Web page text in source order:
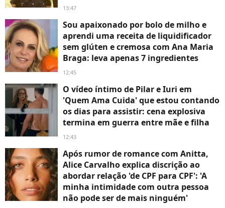
13:47
Sou apaixonado por bolo de milho e
aprendi uma receita de liquidificador
sem glúten e cremosa com Ana Maria
Braga: leva apenas 7 ingredientes
12:45
O vídeo íntimo de Pilar e Iuri em
'Quem Ama Cuida' que estou contando
os dias para assistir: cena explosiva
termina em guerra entre mãe e filha
12:43
Após rumor de romance com Anitta,
Alice Carvalho explica discrição ao
abordar relação 'de CPF para CPF': 'A
minha intimidade com outra pessoa
não pode ser de mais ninguém'